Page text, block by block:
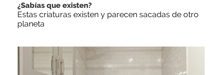
¿Sabías que existen?
Estas criaturas existen y parecen sacadas de otro
planeta